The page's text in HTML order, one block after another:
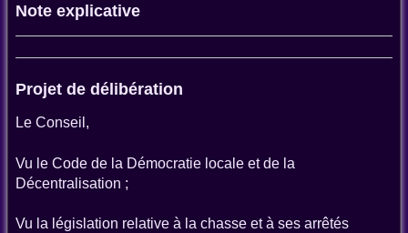
Note explicative
Projet de délibération
Le Conseil,
Vu le Code de la Démocratie locale et de la
Décentralisation ;
Vu la législation relative à la chasse et à ses arrêtés